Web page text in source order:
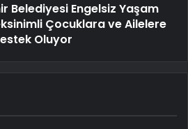
Belediyesi Engelsiz Yaşam
Çocuklara ve Ailelere
Oluyor